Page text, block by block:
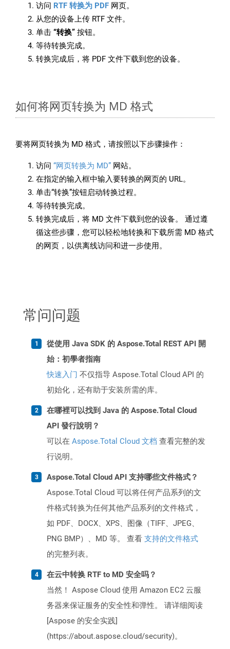
访问 RTF 转换为 PDF 网页。
从您的设备上传 RTF 文件。
单击 “转换” 按钮。
等待转换完成。
转换完成后，将 PDF 文件下载到您的设备。
如何将网页转换为 MD 格式
要将网页转换为 MD 格式，请按照以下步骤操作：
访问 “网页转换为 MD” 网站。
在指定的输入框中输入要转换的网页的 URL。
单击“转换”按钮启动转换过程。
等待转换完成。
转换完成后，将 MD 文件下载到您的设备。 通过遵
循这些步骤，您可以轻松地转换和下载所需 MD 格式
的网页，以供离线访问和进一步使用。
常问问题
從使用 Java SDK 的 Aspose.Total REST API 開
始：初學者指南
快速入门 不仅指导 Aspose.Total Cloud API 的
初始化，还有助于安装所需的库。
在哪裡可以找到 Java 的 Aspose.Total Cloud
API 發行說明？
可以在 Aspose.Total Cloud 文档 查看完整的发
行说明。
Aspose.Total Cloud API 支持哪些文件格式？
Aspose.Total Cloud 可以将任何产品系列的文
件格式转换为任何其他产品系列的文件格式，
如 PDF、DOCX、XPS、图像（TIFF、JPEG、
PNG BMP）、MD 等。 查看 支持的文件格式
的完整列表。
在云中转换 RTF to MD 安全吗？
当然！ Aspose Cloud 使用 Amazon EC2 云服
务器来保证服务的安全性和弹性。 请详细阅读
[Aspose 的安全实践]
(https://about.aspose.cloud/security)。